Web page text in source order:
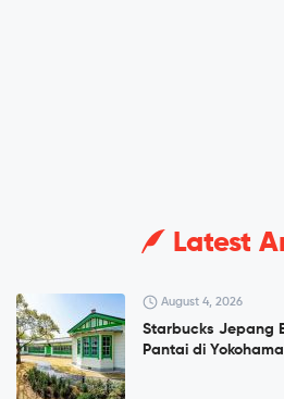
Latest
August 4, 2026
Starbucks Jepang
Pantai di Yokohama